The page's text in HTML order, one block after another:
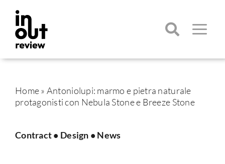
contenuto
Toggle
per:
Home» Antoniolupi: marmo e pietra naturale
protagonisti con Nebula Stone e Breeze Stone
Contract• Design • News